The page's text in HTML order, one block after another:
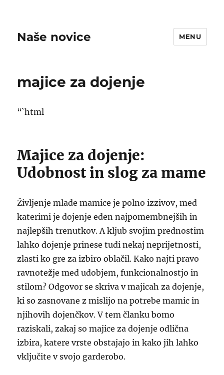
Naše novice MENU
majice za dojenje
“`html
Majice za dojenje:
Udobnost in slog za mame
Življenje mlade mamice je polno izzivov, med
katerimi je dojenje eden najpomembnejših in
najlepših trenutkov. A kljub svojim prednostim
lahko dojenje prinese tudi nekaj neprijetnosti,
zlasti ko gre za izbiro oblačil. Kako najti pravo
ravnotežje med udobjem, funkcionalnostjo in
stilom? Odgovor se skriva v majicah za dojenje,
ki so zasnovane z mislijo na potrebe mamic in
njihovih dojenčkov. V tem članku bomo
raziskali, zakaj so majice za dojenje odlična
izbira, katere vrste obstajajo in kako jih lahko
vključite v svojo garderobo.